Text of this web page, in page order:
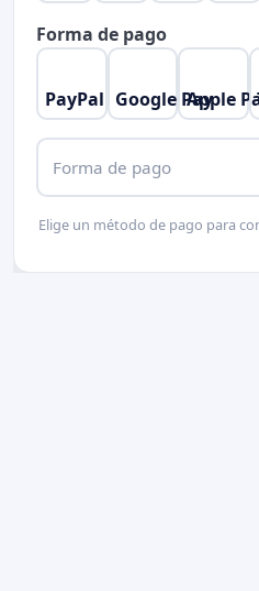
Forma de pago
PayPal Google Pay
Apple
Forma de pago
Elige un método de pago para